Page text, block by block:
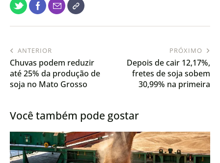
ANTERIOR
Chuvas podem reduzir
até 25% da produção de
soja no Mato Grosso
PRÓXIMO
Depois de cair 12,17%,
fretes de soja sobem
30,99% na primeira
Você também pode gostar